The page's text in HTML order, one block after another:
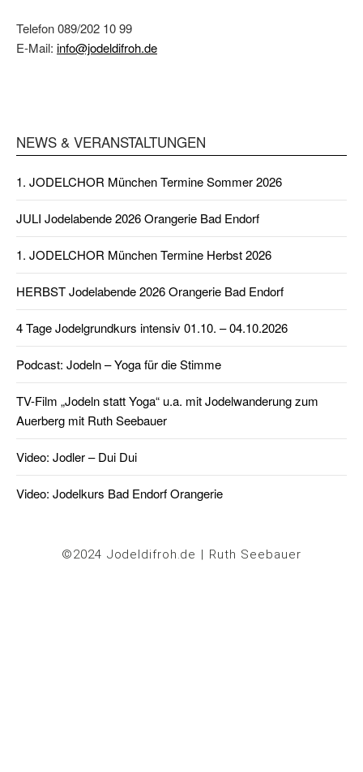
Telefon 089/202 10 99
E-Mail: info@jodeldifroh.de
NEWS & VERANSTALTUNGEN
1. JODELCHOR München Termine Sommer 2026
JULI Jodelabende 2026 Orangerie Bad Endorf
1. JODELCHOR München Termine Herbst 2026
HERBST Jodelabende 2026 Orangerie Bad Endorf
4 Tage Jodelgrundkurs intensiv 01.10. – 04.10.2026
Podcast: Jodeln – Yoga für die Stimme
TV-Film „Jodeln statt Yoga“ u.a. mit Jodelwanderung zum
Auerberg mit Ruth Seebauer
Video: Jodler – Dui Dui
Video: Jodelkurs Bad Endorf Orangerie
©2024 Jodeldifroh.de | Ruth Seebauer